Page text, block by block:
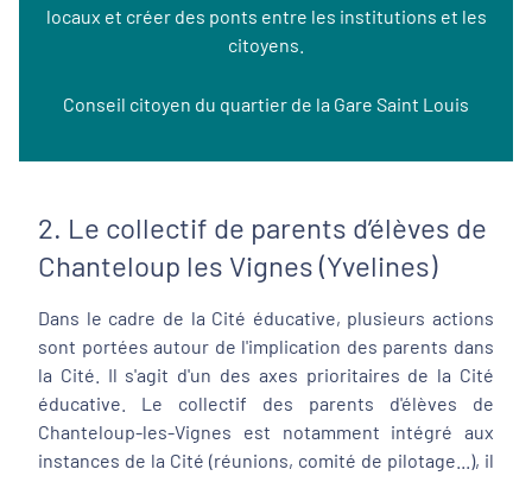
locaux et créer des ponts entre les institutions et les
citoyens.
Conseil citoyen du quartier de la Gare Saint Louis
2. Le collectif de parents d’élèves de
Chanteloup les Vignes (Yvelines)
Dans le cadre de la Cité éducative, plusieurs actions
sont portées autour de l'implication des parents dans
la Cité. Il s'agit d'un des axes prioritaires de la Cité
éducative. Le collectif des parents d'élèves de
Chanteloup-les-Vignes est notamment intégré aux
instances de la Cité (réunions, comité de pilotage...), il